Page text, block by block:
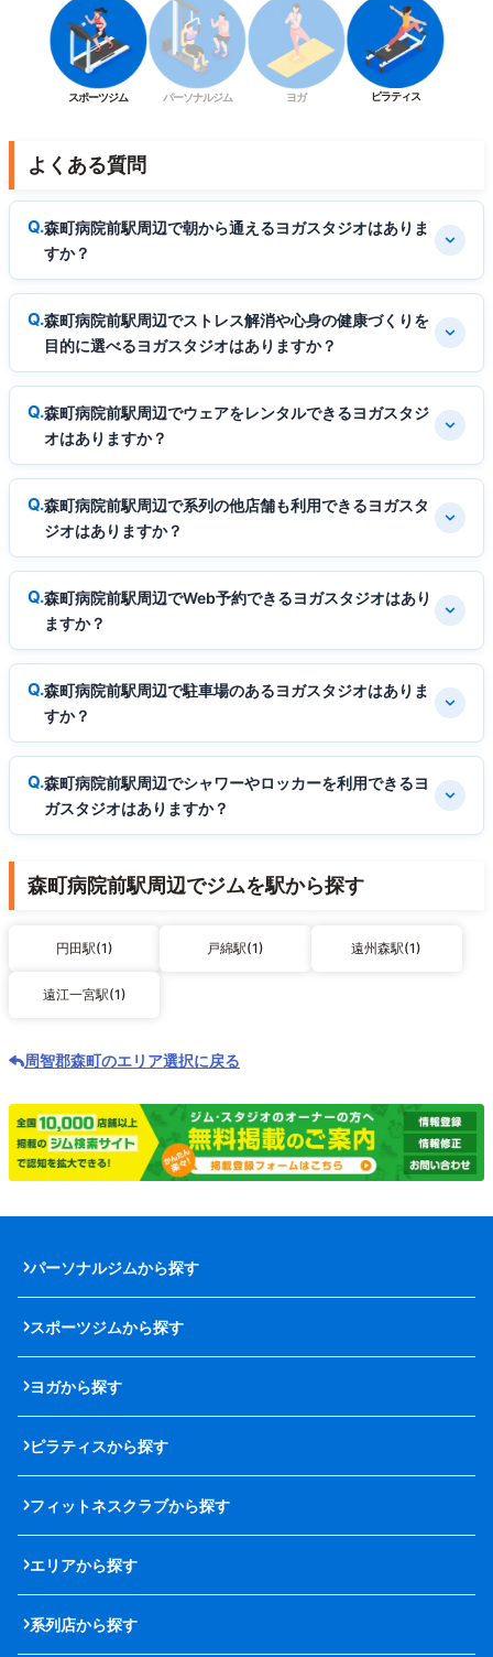
スポーツジム パーソナルジム ヨガ ピラティス
よくある質問
森町病院前駅周辺で朝から通えるヨガスタジオはありま
すか？
森町病院前駅周辺でストレス解消や心身の健康づくりを
目的に選べるヨガスタジオはありますか？
森町病院前駅周辺でウェアをレンタルできるヨガスタジ
オはありますか？
森町病院前駅周辺で系列の他店舗も利用できるヨガスタ
ジオはありますか？
森町病院前駅周辺でWeb予約できるヨガスタジオはあり
ますか？
森町病院前駅周辺で駐車場のあるヨガスタジオはありま
すか？
森町病院前駅周辺でシャワーやロッカーを利用できるヨ
ガスタジオはありますか？
森町病院前駅周辺でジムを駅から探す
円田駅(1) 戸綿駅(1) 遠州森駅(1)
遠江一宮駅(1)
周智郡森町のエリア選択に戻る
パーソナルジムから探す
スポーツジムから探す
ヨガから探す
ピラティスから探す
フィットネスクラブから探す
エリアから探す
系列店から探す